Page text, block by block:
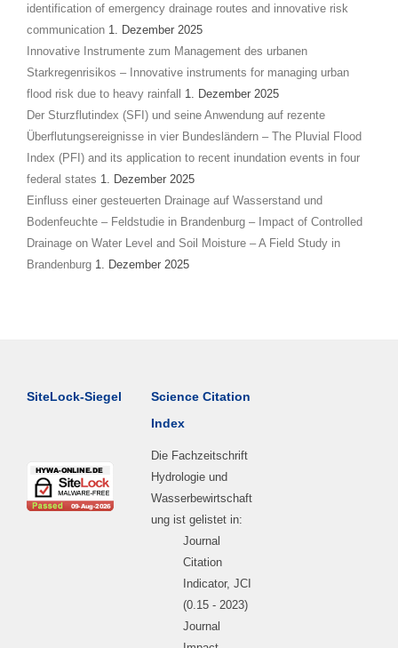
identification of emergency drainage routes and innovative risk
communication 1. Dezember 2025
Innovative Instrumente zum Management des urbanen
Starkregenrisikos – Innovative instruments for managing urban
flood risk due to heavy rainfall
1. Dezember 2025
Der Sturzflutindex (SFI) und seine Anwendung auf rezente
Überflutungsereignisse in vier Bundesländern – The Pluvial Flood
Index (PFI) and its application to recent inundation events in four
federal states 1. Dezember 2025
Einfluss einer gesteuerten Drainage auf Wasserstand und
Bodenfeuchte – Feldstudie in Brandenburg – Impact of Controlled
Drainage on Water Level and Soil Moisture – A Field Study in
Brandenburg 1. Dezember 2025
SiteLock-Siegel
Science Citation
Index
Die Fachzeitschrift
Hydrologie und
Wasserbewirtschaft
ung ist gelistet in:
Journal
Citation
Indicator, JCI
(0.15 - 2023)
Journal